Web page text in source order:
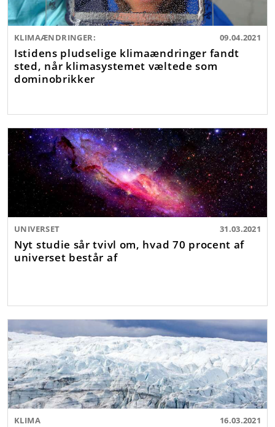
KLIMAÆNDRINGER: 09.04.2021
Istidens pludselige klimaændringer fandt
sted, når klimasystemet væltede som
dominobrikker
UNIVERSET 31.03.2021
Nyt studie sår tvivl om, hvad 70 procent af
universet består af
KLIMA 16.03.2021